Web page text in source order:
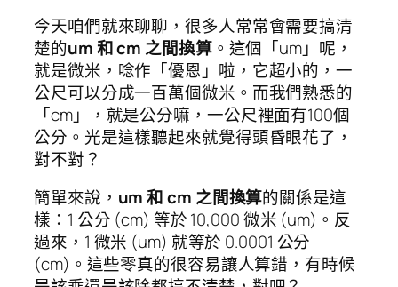
今天咱們就來聊聊，很多人常常會需要搞清
楚的um 和 cm 之間換算。這個「um」呢，
就是微米，唸作「優恩」啦，它超小的，一
公尺可以分成一百萬個微米。而我們熟悉的
「cm」，就是公分嘛，一公尺裡面有100個
公分。光是這樣聽起來就覺得頭昏眼花了，
對不對？
簡單來說， um 和 cm 之間換算的關係是這
樣：1 公分 (cm) 等於 10,000 微米 (um)。反
過來，1 微米 (um) 就等於 0.0001 公分
(cm)。這些零真的很容易讓人算錯，有時候